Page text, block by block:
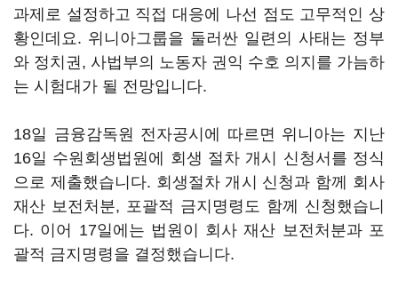
과제로 설정하고 직접 대응에 나선 점도 고무적인 상
황인데요. 위니아그룹을 둘러싼 일련의 사태는 정부
와 정치권, 사법부의 노동자 권익 수호 의지를 가늠하
는 시험대가 될 전망입니다.
18일 금융감독원 전자공시에 따르면 위니아는 지난
16일 수원회생법원에 회생 절차 개시 신청서를 정식
으로 제출했습니다. 회생절차 개시 신청과 함께 회사
재산 보전처분, 포괄적 금지명령도 함께 신청했습니
다. 이어 17일에는 법원이 회사 재산 보전처분과 포
괄적 금지명령을 결정했습니다.